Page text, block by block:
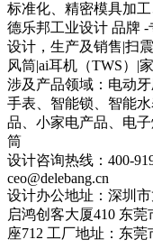
标准化、精密模具加
德乐邦工业设计 品牌
设计，生产及销售|扫
风筒|ai耳机（TWS）|
涉及产品领域：电动
手表、智能锁、智能
品、小家电产品、电
筒
设计咨询热线：400-
ceo@delebang.cn
设计办公地址：深圳
启鸿创客大厦410 东
座712 工厂地址：东